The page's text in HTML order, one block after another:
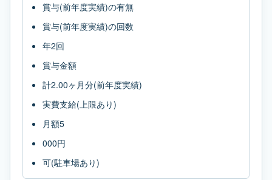
賞与(前年度実績)の有無
賞与(前年度実績)の回数
年2回
賞与金額
計2.00ヶ月分(前年度実績)
実費支給(上限あり)
月額5
000円
可(駐車場あり)